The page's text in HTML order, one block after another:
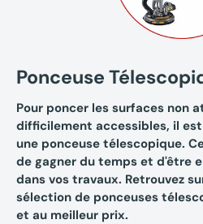
Ponceuse
Pour poncer les surfaces non
difficilement accessibles, il
une ponceuse télescopique.
de gagner du temps et d'être
dans vos travaux. Retrouvez
sélection de ponceuses
et au meilleur prix.